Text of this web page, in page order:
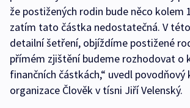
že postižených rodin bude něco kolem
zatím tato částka nedostatečná. V
detailní šetření, objíždíme postižené
přímém zjištění budeme rozhodovat o
finančních částkách,“ uvedl
organizace Člověk v tísni Jiří Velenský.